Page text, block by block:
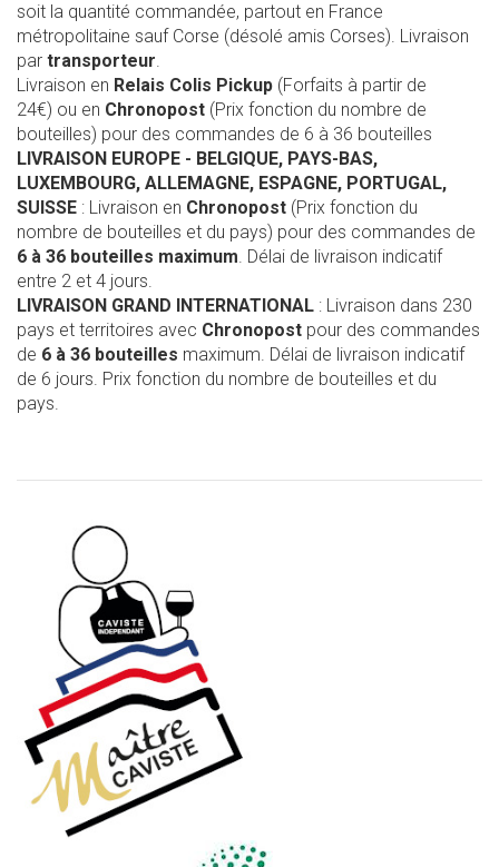
soit la quantité commandée, partout en France
métropolitaine sauf Corse (désolé amis Corses). Livraison
par transporteur.
Livraison en Relais Colis Pickup (Forfaits à partir de
24€) ou en Chronopost (Prix fonction du nombre de
bouteilles) pour des commandes de 6 à 36 bouteilles
LIVRAISON EUROPE - BELGIQUE, PAYS-BAS,
LUXEMBOURG, ALLEMAGNE, ESPAGNE, PORTUGAL,
SUISSE : Livraison en Chronopost (Prix fonction du
nombre de bouteilles et du pays) pour des commandes de
6 à 36 bouteilles maximum. Délai de livraison indicatif
entre 2 et 4 jours.
LIVRAISON GRAND INTERNATIONAL : Livraison dans 230
pays et territoires avec Chronopost pour des commandes
de 6 à 36 bouteilles maximum. Délai de livraison indicatif
de 6 jours. Prix fonction du nombre de bouteilles et du
pays.